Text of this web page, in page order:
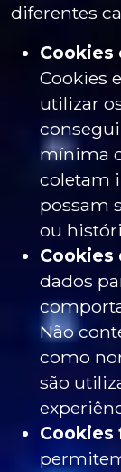
diferentes
Cookies
utilizar
mínima
coletam
possam
ou
Cookies
dados
Não
como
são
Cookies